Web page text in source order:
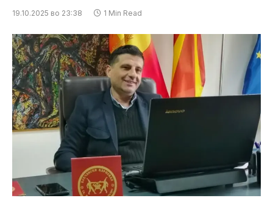
19.10.2025 во 23:38 1 Min Read